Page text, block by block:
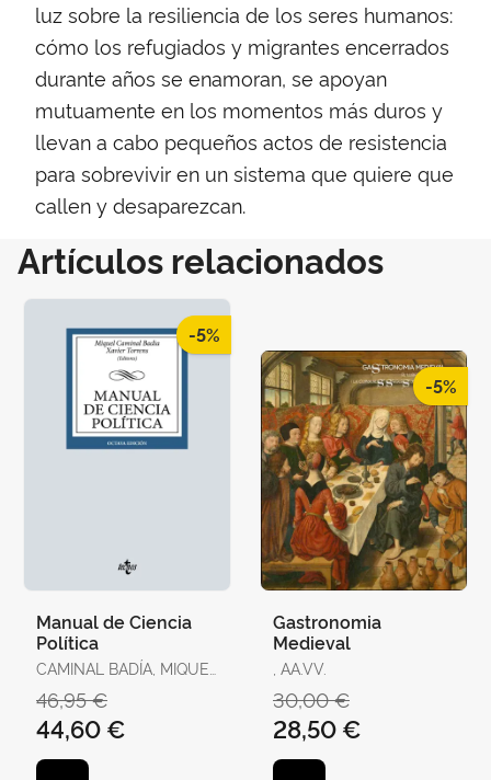
luz sobre la resiliencia de los seres humanos:
cómo los refugiados y migrantes encerrados
durante años se enamoran, se apoyan
mutuamente en los momentos más duros y
llevan a cabo pequeños actos de resistencia
para sobrevivir en un sistema que quiere que
callen y desaparezcan.
Artículos relacionados
-5%
Manual de Ciencia
Política
CAMINAL BADÍA, MIQUEL
AGUILERA DE PRAT,
CESÁREO / AHEDO,
IGOR / ÁLVAREZ,
GEMMA / ANTÓN, JOAN
46,95 €
44,60 €
-5%
Gastronomia
Medieval
, AA.VV.
30,00 €
28,50 €